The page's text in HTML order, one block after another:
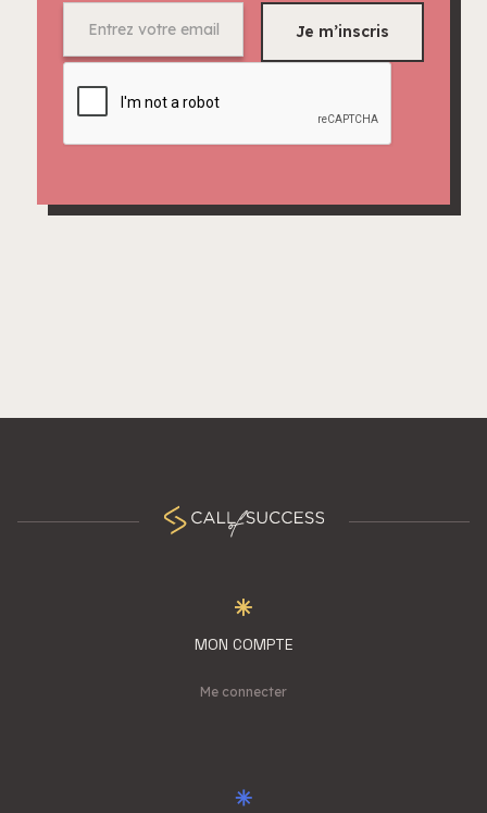
MON COMPTE
Me connecter